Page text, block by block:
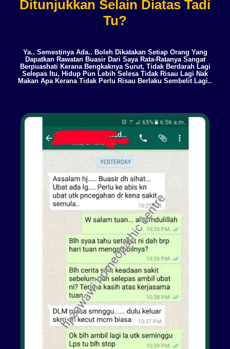
Ditunjukkan Selain Diatas Tadi
Tu?
Ya.. Semestinya Ada.. Boleh Dikatakan Setiap Orang Yang
Dapatkan Rawatan Buasir Dari Saya Rata-Ratanya Sangat
Berpuashati Kerana Bengkaknya Surut, Tidak Berdarah Lagi
Selepas Itu, Hidup Pun Lebih Selesa Tidak Risau Lagi Nak
Makan Apa Kerana Tidak Perlu Risau Berlaku Sembelit Lagi..